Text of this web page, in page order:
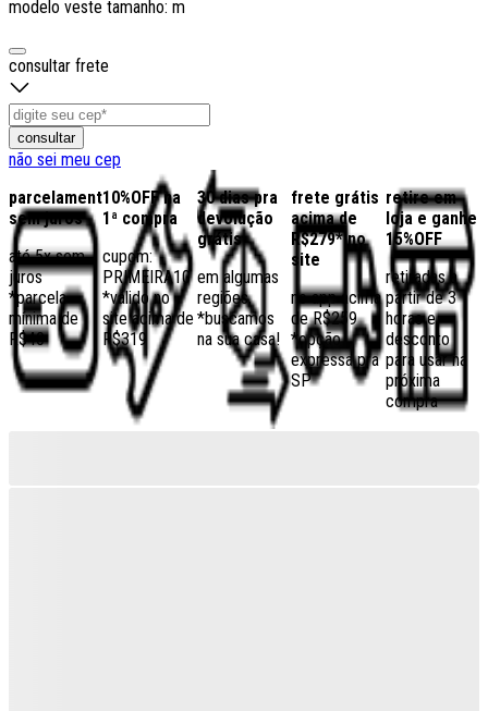
modelo veste tamanho: m
consultar frete
consultar
não sei meu cep
parcelamento
sem juros
até 5x sem
juros
*parcela
mínima de
R$40
10%OFF na
1ª compra
cupom:
PRIMEIRA10
*válido no
site acima de
R$319
30 dias pra
devolução
grátis
em algumas
regiões,
*buscamos
na sua casa!
frete grátis
acima de
R$279* no
site
no app acima
de R$259
*opção
expressa pra
SP
retire em
loja e ganhe
15%OFF
retiradas a
partir de 3
horas e
desconto
para usar na
próxima
compra